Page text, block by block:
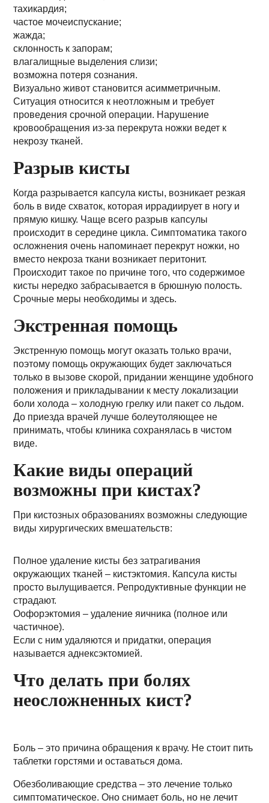
тахикардия;
частое мочеиспускание;
жажда;
склонность к запорам;
влагалищные выделения слизи;
возможна потеря сознания.
Визуально живот становится асимметричным.
Ситуация относится к неотложным и требует
проведения срочной операции. Нарушение
кровообращения из-за перекрута ножки ведет к
некрозу тканей.
Разрыв кисты
Когда разрывается капсула кисты, возникает резкая
боль в виде схваток, которая иррадиирует в ногу и
прямую кишку. Чаще всего разрыв капсулы
происходит в середине цикла. Симптоматика такого
осложнения очень напоминает перекрут ножки, но
вместо некроза ткани возникает перитонит.
Происходит такое по причине того, что содержимое
кисты нередко забрасывается в брюшную полость.
Срочные меры необходимы и здесь.
Экстренная помощь
Экстренную помощь могут оказать только врачи,
поэтому помощь окружающих будет заключаться
только в вызове скорой, придании женщине удобного
положения и прикладывании к месту локализации
боли холода – холодную грелку или пакет со льдом.
До приезда врачей лучше болеутоляющее не
принимать, чтобы клиника сохранялась в чистом
виде.
Какие виды операций
возможны при кистах?
При кистозных образованиях возможны следующие
виды хирургических вмешательств:
Полное удаление кисты без затрагивания
окружающих тканей – кистэктомия. Капсула кисты
просто вылущивается. Репродуктивные функции не
страдают.
Оофорэктомия – удаление яичника (полное или
частичное).
Если с ним удаляются и придатки, операция
называется аднексэктомией.
Что делать при болях
неосложненных кист?
Боль – это причина обращения к врачу. Не стоит пить
таблетки горстями и оставаться дома.
Обезболивающие средства – это лечение только
симптоматическое. Оно снимает боль, но не лечит